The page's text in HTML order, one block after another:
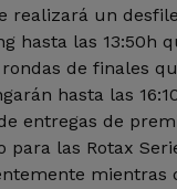
realizará un
hasta las 13:50h
de finales
hasta las
entregas de
las Rotax
mientras